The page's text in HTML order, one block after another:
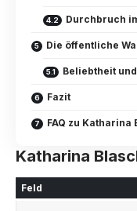
Durchbruch
Die öffentliche
Beliebtheit
Fazit
FAQ zu
Katharina
Feld